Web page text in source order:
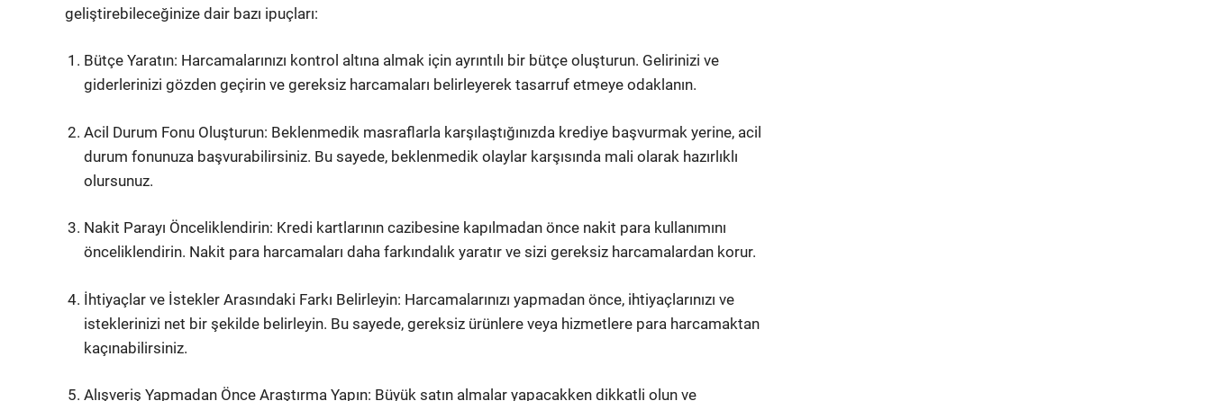
geliştirebileceğinize dair bazı ipuçları:
Bütçe Yaratın: Harcamalarınızı kontrol altına almak için ayrıntılı bir bütçe oluşturun. Gelirinizi ve
giderlerinizi gözden geçirin ve gereksiz harcamaları belirleyerek tasarruf etmeye odaklanın.
Acil Durum Fonu Oluşturun: Beklenmedik masraflarla karşılaştığınızda krediye başvurmak yerine, acil
durum fonunuza başvurabilirsiniz. Bu sayede, beklenmedik olaylar karşısında mali olarak hazırlıklı
olursunuz.
Nakit Parayı Önceliklendirin: Kredi kartlarının cazibesine kapılmadan önce nakit para kullanımını
önceliklendirin. Nakit para harcamaları daha farkındalık yaratır ve sizi gereksiz harcamalardan korur.
İhtiyaçlar ve İstekler Arasındaki Farkı Belirleyin: Harcamalarınızı yapmadan önce, ihtiyaçlarınızı ve
isteklerinizi net bir şekilde belirleyin. Bu sayede, gereksiz ürünlere veya hizmetlere para harcamaktan
kaçınabilirsiniz.
Alışveriş Yapmadan Önce Araştırma Yapın: Büyük satın almalar yapacakken dikkatli olun ve